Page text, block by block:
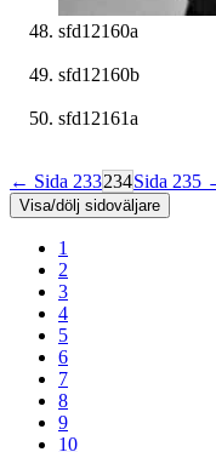
sfd12160a
sfd12160b
sfd12161a
← Sida 233234Sida 235
Visa/dölj sidoväljare
1
2
3
4
5
6
7
8
9
10